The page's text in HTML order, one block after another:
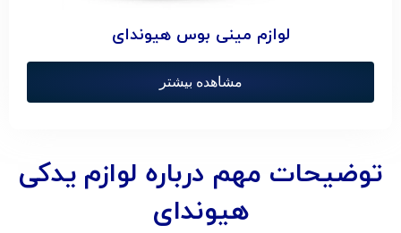
لوازم مینی بوس هیوندای
مشاهده بیشتر
توضیحات مهم درباره لوازم یدکی
هیوندای